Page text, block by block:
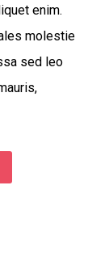
enim.
molestie
sed leo